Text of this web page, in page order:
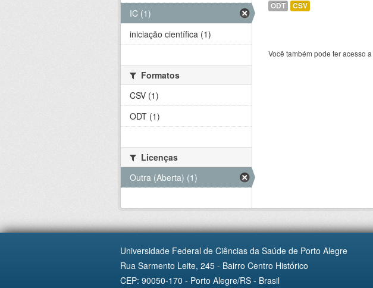
ODT CSV
Você também pode ter acesso
IC (1)
iniciação científica (1)
Formatos
CSV (1)
ODT (1)
Licenças
Outra (Aberta) (1)
Universidade Federal de Ciências da Saúde de Porto Alegre
Rua Sarmento Leite, 245 - Bairro Centro Histórico
CEP: 90050-170 - Porto Alegre/RS - Brasil